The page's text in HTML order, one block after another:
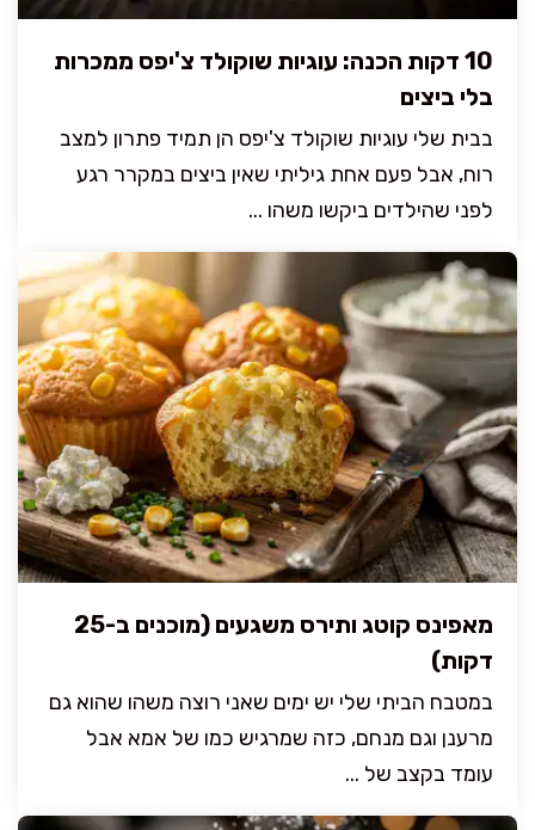
10 דקות הכנה: עוגיות שוקולד צ'יפס ממכרות
בלי ביצים
בבית שלי עוגיות שוקולד צ'יפס הן תמיד פתרון למצב
רוח, אבל פעם אחת גיליתי שאין ביצים במקרר רגע
לפני שהילדים ביקשו משהו ...
מאפינס קוטג ותירס משגעים (מוכנים ב-25
דקות)
במטבח הביתי שלי יש ימים שאני רוצה משהו שהוא גם
מרענן וגם מנחם, כזה שמרגיש כמו של אמא אבל
עומד בקצב של ...